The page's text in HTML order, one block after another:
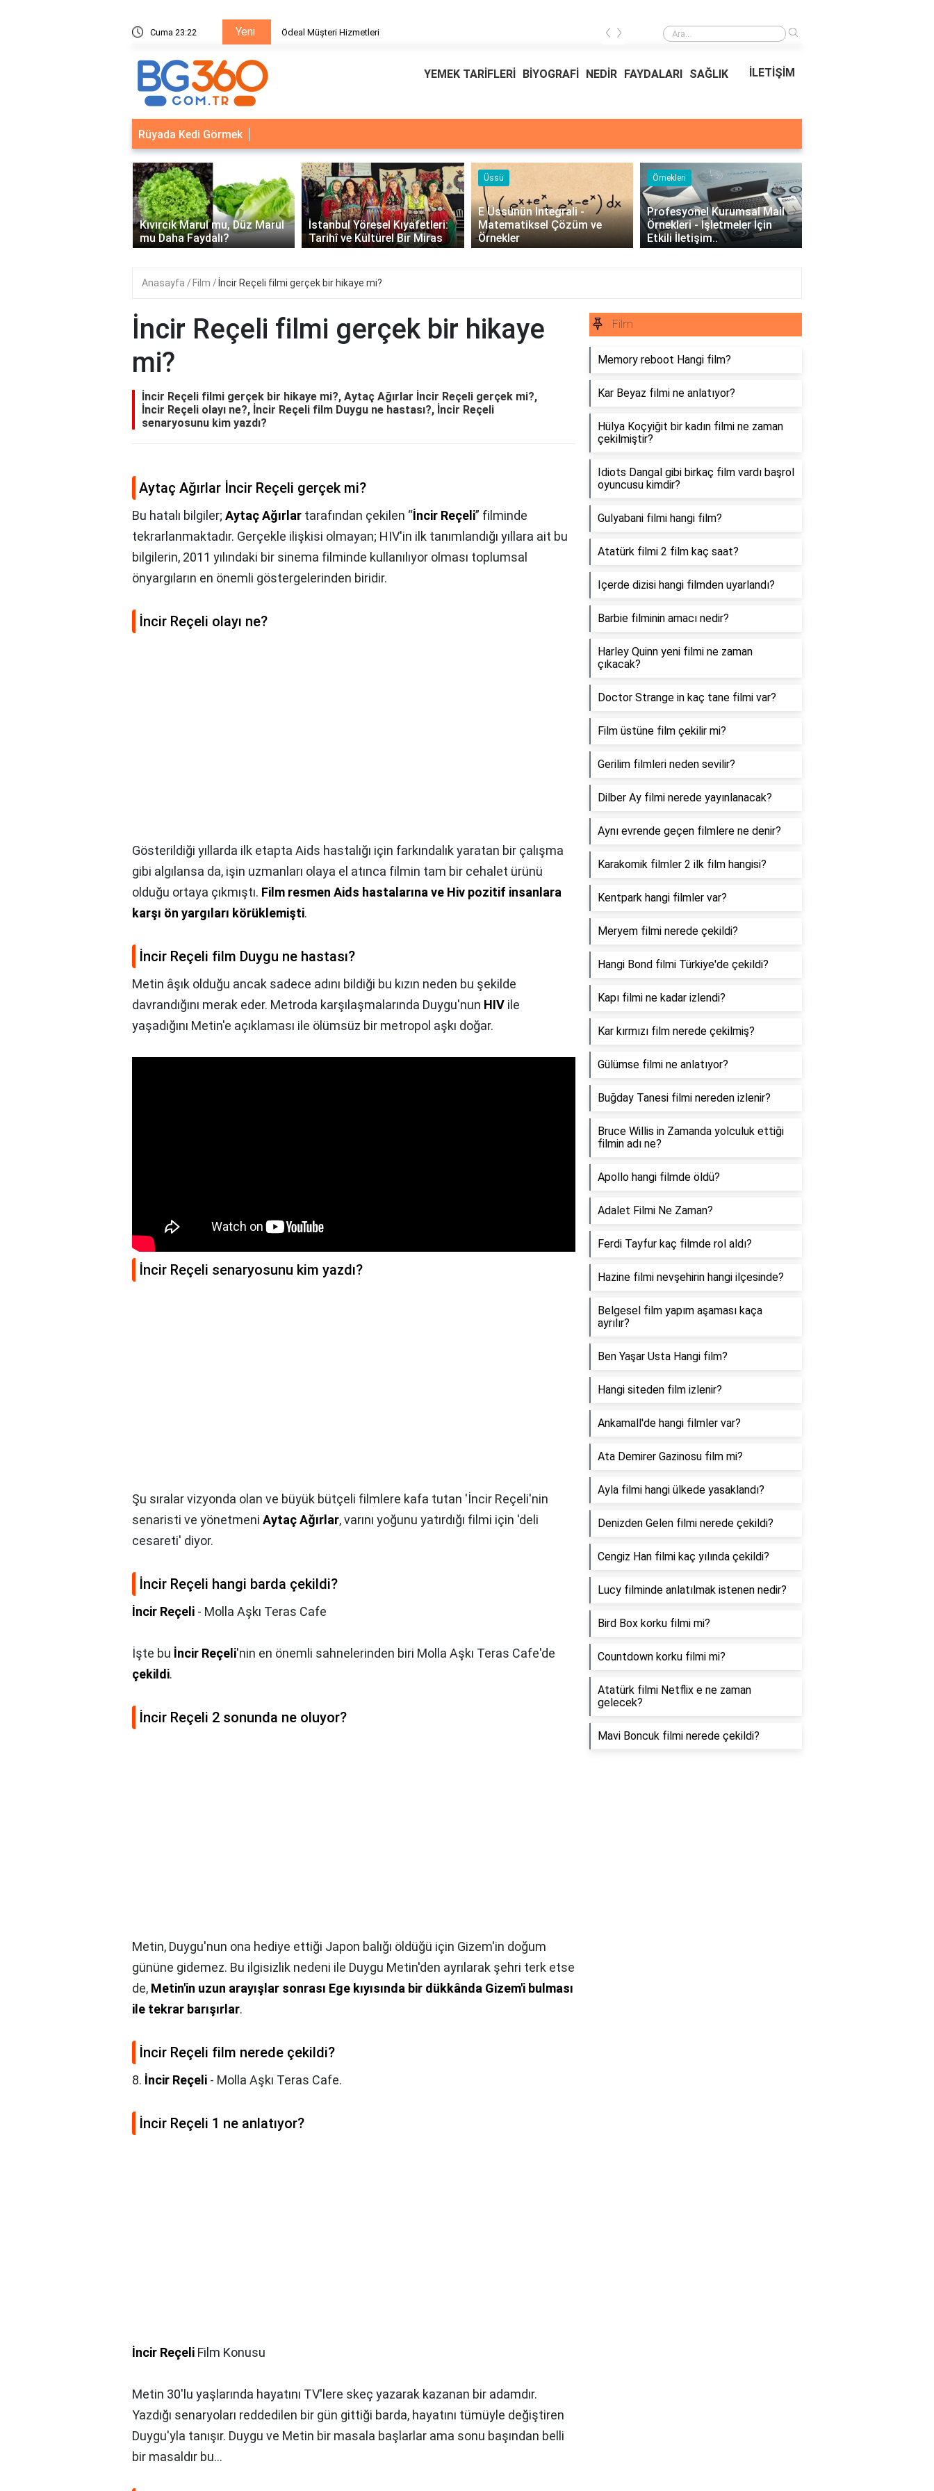
Cuma 23:22 Yeni
Sistemleri: Akıllı Kilit ve Çelik Gövde Çözümleri Ödeal Müşteri Hizmetleri Ödeal Müşteri Hizmetleri
‹ ›
YEMEK TARİFLERİ BİYOGRAFİ NEDİR FAYDALARI SAĞLIK İLETİŞİM
Rüyada Kedi Görmek
Kıvırcık Marul mu, Düz Marul
mu Daha Faydalı?
İstanbul Yöresel Kıyafetleri:
Tarihî ve Kültürel Bir Miras
Üssü
E Üssünün İntegrali -
Matematiksel Çözüm ve
Örnekler
Örnekleri
Profesyonel Kurumsal Mail
Örnekleri - İşletmeler İçin
Etkili İletişim..
‹ ›
Anasayfa Film İncir Reçeli filmi gerçek bir hikaye mi?
İncir Reçeli filmi gerçek bir hikaye
mi?
İncir Reçeli filmi gerçek bir hikaye mi?, Aytaç Ağırlar İncir Reçeli gerçek mi?,
İncir Reçeli olayı ne?, İncir Reçeli film Duygu ne hastası?, İncir Reçeli
senaryosunu kim yazdı?
Aytaç Ağırlar İncir Reçeli gerçek mi?
Bu hatalı bilgiler; Aytaç Ağırlar tarafından çekilen “İncir Reçeli” filminde
tekrarlanmaktadır. Gerçekle ilişkisi olmayan; HIV'in ilk tanımlandığı yıllara ait bu
bilgilerin, 2011 yılındaki bir sinema filminde kullanılıyor olması toplumsal
önyargıların en önemli göstergelerinden biridir.
İncir Reçeli olayı ne?
Gösterildiği yıllarda ilk etapta Aids hastalığı için farkındalık yaratan bir çalışma
gibi algılansa da, işin uzmanları olaya el atınca filmin tam bir cehalet ürünü
olduğu ortaya çıkmıştı. Film resmen Aids hastalarına ve Hiv pozitif insanlara
karşı ön yargıları körüklemişti.
İncir Reçeli film Duygu ne hastası?
Metin âşık olduğu ancak sadece adını bildiği bu kızın neden bu şekilde
davrandığını merak eder. Metroda karşılaşmalarında Duygu'nun HIV ile
yaşadığını Metin'e açıklaması ile ölümsüz bir metropol aşkı doğar.
İncir Reçeli senaryosunu kim yazdı?
Şu sıralar vizyonda olan ve büyük bütçeli filmlere kafa tutan 'İncir Reçeli'nin
senaristi ve yönetmeni Aytaç Ağırlar, varını yoğunu yatırdığı filmi için 'deli
cesareti' diyor.
İncir Reçeli hangi barda çekildi?
İncir Reçeli - Molla Aşkı Teras Cafe
İşte bu İncir Reçeli'nin en önemli sahnelerinden biri Molla Aşkı Teras Cafe'de
çekildi.
İncir Reçeli 2 sonunda ne oluyor?
Metin, Duygu'nun ona hediye ettiği Japon balığı öldüğü için Gizem'in doğum
gününe gidemez. Bu ilgisizlik nedeni ile Duygu Metin'den ayrılarak şehri terk etse
de, Metin'in uzun arayışlar sonrası Ege kıyısında bir dükkânda Gizem'i bulması
ile tekrar barışırlar.
İncir Reçeli film nerede çekildi?
8. İncir Reçeli - Molla Aşkı Teras Cafe.
İncir Reçeli 1 ne anlatıyor?
İncir Reçeli Film Konusu
Metin 30'lu yaşlarında hayatını TV'lere skeç yazarak kazanan bir adamdır.
Yazdığı senaryoları reddedilen bir gün gittiği barda, hayatını tümüyle değiştiren
Duygu'yla tanışır. Duygu ve Metin bir masala başlarlar ama sonu başından belli
bir masaldır bu...
Film
Memory reboot Hangi film?
Kar Beyaz filmi ne anlatıyor?
Hülya Koçyiğit bir kadın filmi ne zaman
çekilmiştir?
Idiots Dangal gibi birkaç film vardı başrol
oyuncusu kimdir?
Gulyabani filmi hangi film?
Atatürk filmi 2 film kaç saat?
Içerde dizisi hangi filmden uyarlandı?
Barbie filminin amacı nedir?
Harley Quinn yeni filmi ne zaman
çıkacak?
Doctor Strange in kaç tane filmi var?
Film üstüne film çekilir mi?
Gerilim filmleri neden sevilir?
Dilber Ay filmi nerede yayınlanacak?
Aynı evrende geçen filmlere ne denir?
Karakomik filmler 2 ilk film hangisi?
Kentpark hangi filmler var?
Meryem filmi nerede çekildi?
Hangi Bond filmi Türkiye'de çekildi?
Kapı filmi ne kadar izlendi?
Kar kırmızı film nerede çekilmiş?
Gülümse filmi ne anlatıyor?
Buğday Tanesi filmi nereden izlenir?
Bruce Willis in Zamanda yolculuk ettiği
filmin adı ne?
Apollo hangi filmde öldü?
Adalet Filmi Ne Zaman?
Ferdi Tayfur kaç filmde rol aldı?
Hazine filmi nevşehirin hangi ilçesinde?
Belgesel film yapım aşaması kaça
ayrılır?
Ben Yaşar Usta Hangi film?
Hangi siteden film izlenir?
Ankamall'de hangi filmler var?
Ata Demirer Gazinosu film mi?
Ayla filmi hangi ülkede yasaklandı?
Denizden Gelen filmi nerede çekildi?
Cengiz Han filmi kaç yılında çekildi?
Lucy filminde anlatılmak istenen nedir?
Bird Box korku filmi mi?
Countdown korku filmi mi?
Atatürk filmi Netflix e ne zaman
gelecek?
Mavi Boncuk filmi nerede çekildi?